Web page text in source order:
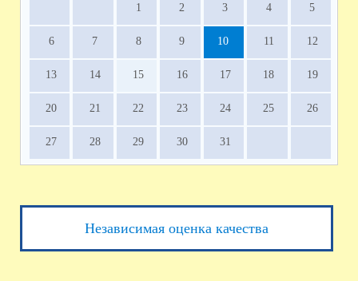
1 2 3 4 5
6 7 8 9 10 11 12
13 14 15 16 17 18 19
20 21 22 23 24 25 26
27 28 29 30 31
Независимая оценка качества